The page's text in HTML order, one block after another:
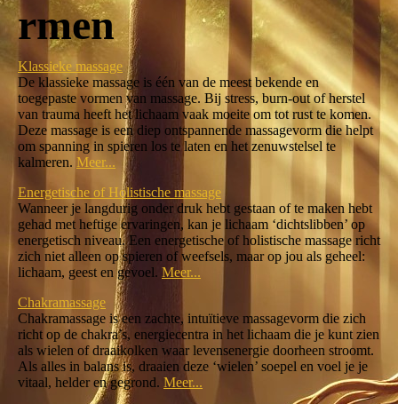
rmen
Klassieke massage
De klassieke massage is één van de meest bekende en
toegepaste vormen van massage. Bij stress, burn-out of herstel
van trauma heeft het lichaam vaak moeite om tot rust te komen.
Deze massage is een diep ontspannende massagevorm die helpt
om spanning in spieren los te laten en het zenuwstelsel te
kalmeren. Meer...
Energetische of Holistische massage
Wanneer je langdurig onder druk hebt gestaan of te maken hebt
gehad met heftige ervaringen, kan je lichaam ‘dichtslibben’ op
energetisch niveau. Een energetische of holistische massage richt
zich niet alleen op spieren of weefsels, maar op jou als geheel:
lichaam, geest en gevoel. Meer...
Chakramassage
Chakramassage is een zachte, intuïtieve massagevorm die zich
richt op de chakra’s, energiecentra in het lichaam die je kunt zien
als wielen of draaikolken waar levensenergie doorheen stroomt.
Als alles in balans is, draaien deze ‘wielen’ soepel en voel je je
vitaal, helder en gegrond. Meer...